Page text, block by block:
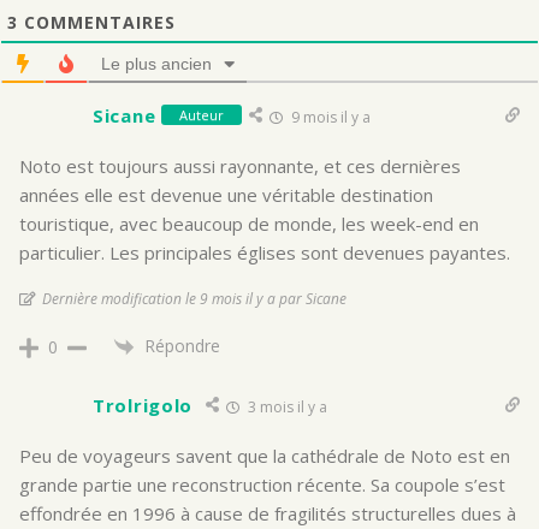
3 COMMENTAIRES
Le plus ancien
Sicane Auteur 9 mois il y a
Noto est toujours aussi rayonnante, et ces dernières
années elle est devenue une véritable destination
touristique, avec beaucoup de monde, les week-end en
particulier. Les principales églises sont devenues payantes.
Dernière modification le 9 mois il y a par Sicane
0 Répondre
Trolrigolo 3 mois il y a
Peu de voyageurs savent que la cathédrale de Noto est en
grande partie une reconstruction récente. Sa coupole s’est
effondrée en 1996 à cause de fragilités structurelles dues à